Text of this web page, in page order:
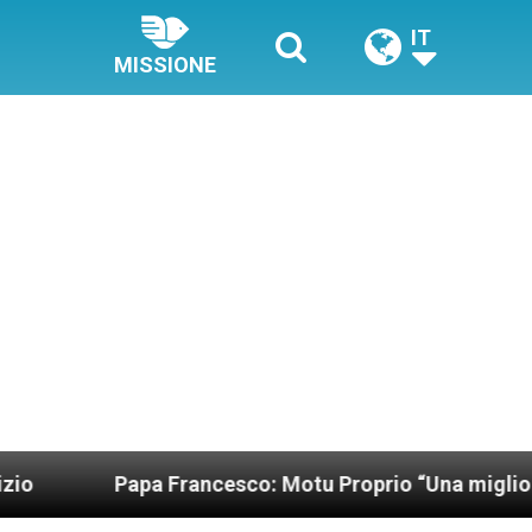
MISSIONE
IT
Papa Francesco: Motu Proprio “Una migliore